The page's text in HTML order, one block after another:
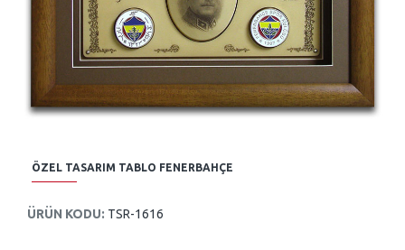
ÖZEL TASARIM TABLO FENERBAHÇE
ÜRÜN KODU: TSR-1616